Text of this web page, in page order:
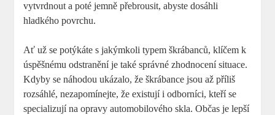
vytvrdnout a poté jemně přebrousit, abyste⁣ dosáhli
hladkého povrchu.
Ať‌ už se ⁣potýkáte s jakýmkoli typem škrábanců, klíčem k
úspěšnému odstranění je také správné zhodnocení situace.
Kdyby se náhodou ukázalo, že škrábance jsou až příliš ​
rozsáhlé, nezapomínejte, že ‍existují i odborníci, kteří se
⁤specializují ​na opravy automobilového skla. Občas ⁤je lepší